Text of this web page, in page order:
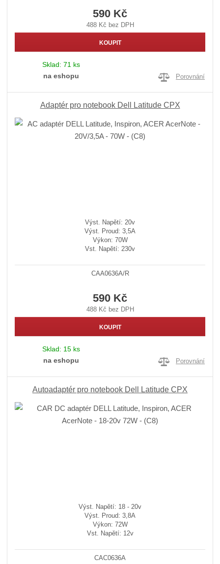
590 Kč
488 Kč bez DPH
KOUPIT
Sklad: 71 ks
na eshopu
Porovnání
Adaptér pro notebook Dell Latitude CPX
Výst. Napětí: 20v
Výst. Proud: 3,5A
Výkon: 70W
Vst. Napětí: 230v
CAA0636A/R
590 Kč
488 Kč bez DPH
KOUPIT
Sklad: 15 ks
na eshopu
Porovnání
Autoadaptér pro notebook Dell Latitude CPX
Výst. Napětí: 18 - 20v
Výst. Proud: 3,8A
Výkon: 72W
Vst. Napětí: 12v
CAC0636A